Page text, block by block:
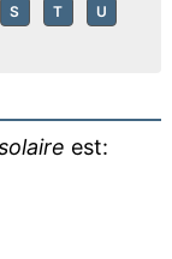
S T U
est: